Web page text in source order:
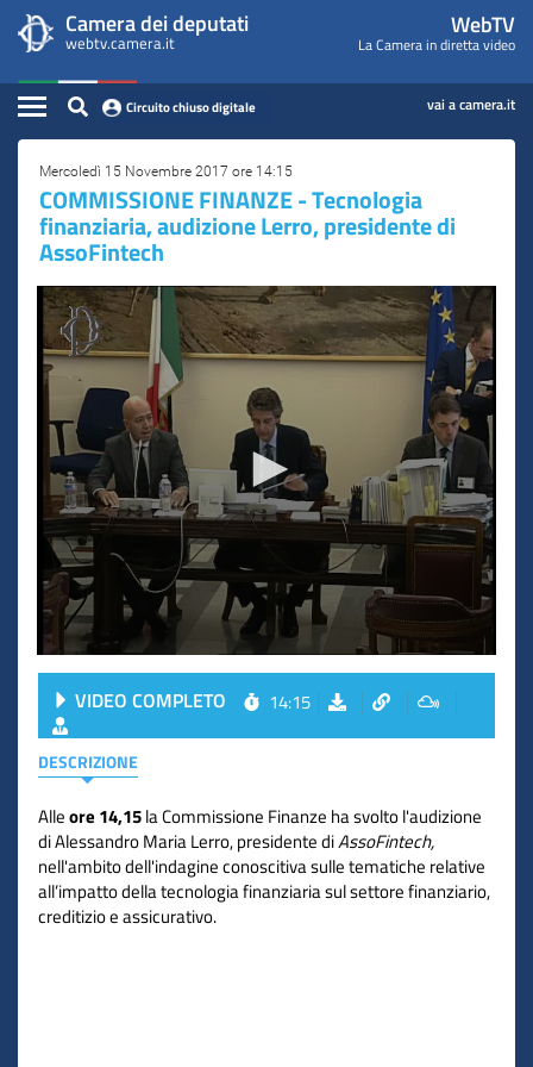
contenuto
principale
WebTV
Camera
dei
Deputati
menu
di
navigazione
Camera dei deputati
webtv.camera.it
WebTV
La Camera in diretta video
Home
Assemblea
Presidente
Commissioni
Eventi
Cerca
Circuito chiuso digitale
Circuito chiuso digitale vai a camera.it
Contenuto
Mercoledì 15 Novembre 2017 ore 14:15
COMMISSIONE FINANZE - Tecnologia
finanziaria, audizione Lerro, presidente di
AssoFintech
VIDEO COMPLETO 14:15
DESCRIZIONE
Alleore 14,15la Commissione Finanze ha svolto l'audizione
di Alessandro Maria Lerro, presidente diAssoFintech,
nell'ambito dell'indagine conoscitiva sulle tematiche relative
all’impatto della tecnologia finanziaria sul settore finanziario,
creditizio e assicurativo.